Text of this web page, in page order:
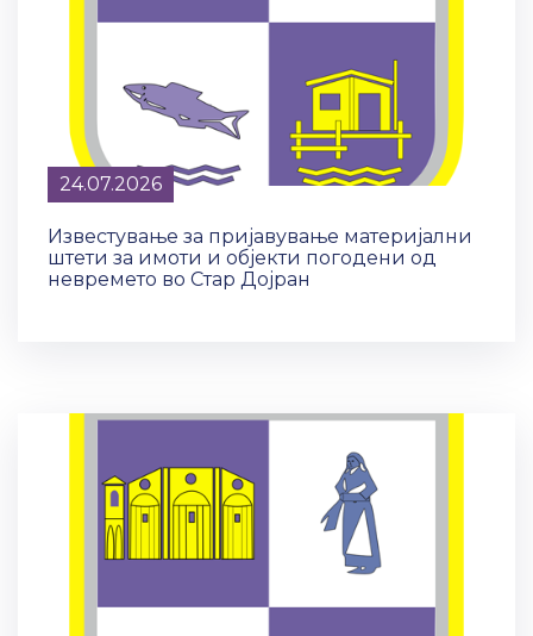
24.07.2026
Известување за пријавување материјални
штети за имоти и објекти погодени од
невремето во Стар Дојран